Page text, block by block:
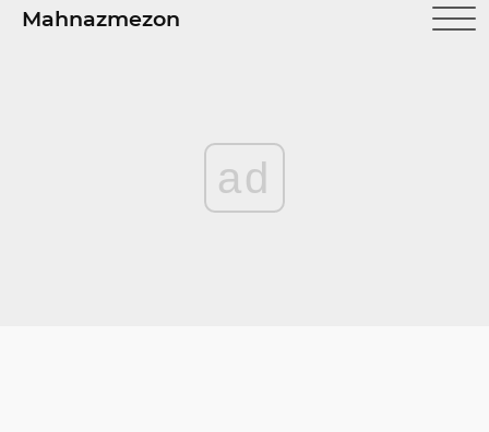
Mahnazmezon
ad